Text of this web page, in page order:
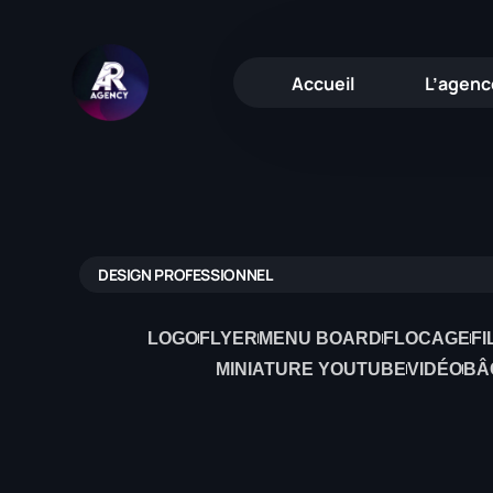
Accueil
Soyez Numéro 1 de Google
Graphisme
DESIGN PROFESSIONNEL
LOGO FLYER MENU BOARD FLOCAGE
MINIATURE YOUTUBEVIDÉO